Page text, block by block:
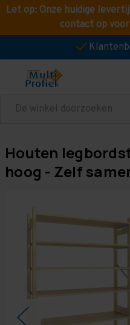
Let op: Onze huidige
contact op
Zoeken
Houten
hoog - Zelf